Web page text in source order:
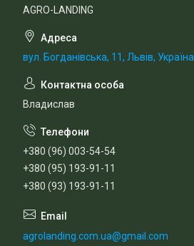
AGRO-LANDING
вул. Богданівська, 11, Львів, Україна
Владислав
+380 (96) 003-54-54
+380 (95) 193-91-11
+380 (93) 193-91-11
agrolanding.com.ua@gmail.com